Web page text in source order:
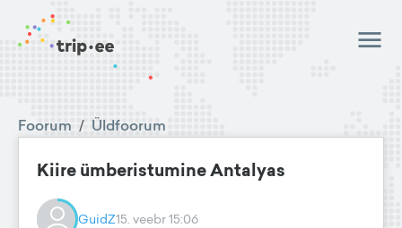
Foorum / Üldfoorum
Kiire ümberistumine Antalyas
GuidZ15. veebr 15:06